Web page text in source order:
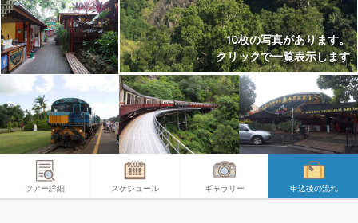
10枚の写真があります。
クリックで一覧表示します
ツアー詳細 スケジュール ギャラリー 申込後の流れ